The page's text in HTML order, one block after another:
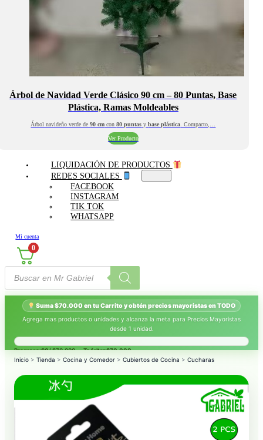
Árbol de Navidad Verde Clásico 90 cm – 80 Puntas, Base
Plástica, Ramas Moldeables
Árbol navideño verde de90 cm con80 puntas ybase plástica. Compacto,…
Ver Producto
LIQUIDACIÓN DE PRODUCTOS
REDES SOCIALES
FACEBOOK
INSTAGRAM
TIK TOK
WHATSAPP
Mi cuenta
0
Búsqueda
productos
Suma $70.000 en tu Carrito y obtén precios mayoristas en TODO
Agrega mas productos o unidades y alcanza la meta para Precios Mayoristas
desde 1 unidad.
Progreso:$0/ $70.000 — Te faltan$70.000.
Inicio > Tienda > Cocina y Comedor > Cubiertos de Cocina > Cucharas